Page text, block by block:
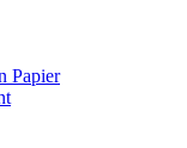
Papier